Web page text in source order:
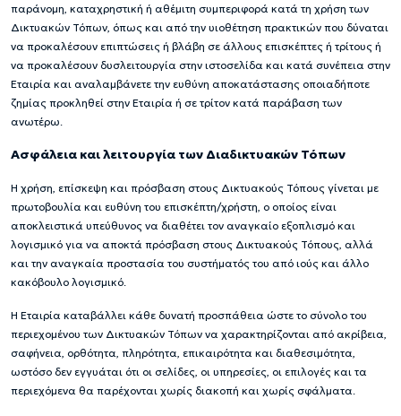
παράνομη, καταχρηστική ή αθέμιτη συμπεριφορά κατά τη χρήση των
Δικτυακών Τόπων, όπως και από την υιοθέτηση πρακτικών που δύναται
να προκαλέσουν επιπτώσεις ή βλάβη σε άλλους επισκέπτες ή τρίτους ή
να προκαλέσουν δυσλειτουργία στην ιστοσελίδα και κατά συνέπεια στην
Εταιρία και αναλαμβάνετε την ευθύνη αποκατάστασης οποιαδήποτε
ζημίας προκληθεί στην Εταιρία ή σε τρίτον κατά παράβαση των
ανωτέρω.
Ασφάλεια και λειτουργία των Διαδικτυακών Τόπων
Η χρήση, επίσκεψη και πρόσβαση στους Δικτυακούς Τόπους γίνεται με
πρωτοβουλία και ευθύνη του επισκέπτη/χρήστη, ο οποίος είναι
αποκλειστικά υπεύθυνος να διαθέτει τον αναγκαίο εξοπλισμό και
λογισμικό για να αποκτά πρόσβαση στους Δικτυακούς Τόπους, αλλά
και την αναγκαία προστασία του συστήματός του από ιούς και άλλο
κακόβουλο λογισμικό.
Η Εταιρία καταβάλλει κάθε δυνατή προσπάθεια ώστε το σύνολο του
περιεχομένου των Δικτυακών Τόπων να χαρακτηρίζονται από ακρίβεια,
σαφήνεια, ορθότητα, πληρότητα, επικαιρότητα και διαθεσιμότητα,
ωστόσο δεν εγγυάται ότι οι σελίδες, οι υπηρεσίες, οι επιλογές και τα
περιεχόμενα θα παρέχονται χωρίς διακοπή και χωρίς σφάλματα.